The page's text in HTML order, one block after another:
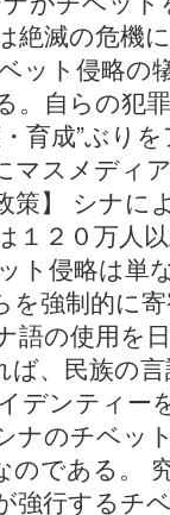
絶滅の危機
ット侵略の
。自らの犯
育成”ぶり
マスメディ
策】 シナ
１２０万人
ト侵略は単
を強制的に
語の使用を
ば、民族の
デンティー
ナのチベッ
のである。
強行するチ